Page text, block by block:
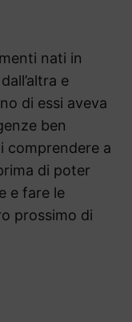
nati in
e
di essi aveva
ben
comprendere a
di poter
e fare le
prossimo di